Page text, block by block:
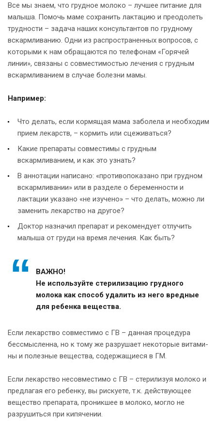
Все мы знаем, что грудное молоко – лучшее питание для
малыша. Помочь маме сохранить лактацию и преодолеть
трудности – задача наших консультантов по грудному
вскармливанию. Одни из распространенных вопросов, с
которыми к нам обращаются по телефонам «Горячей
линии», связаны с совместимостью лечения с грудным
вскармливанием в случае болезни мамы.
Например:
Что делать, если кормящая мама заболела и необходим
прием лекарств, – кормить или сцеживаться?
Какие препараты совместимы с грудным
вскармливанием, и как это узнать?
В аннотации написано: «противопоказано при грудном
вскармливании» или в разделе о беременности и
лактации указано «не изучено» – что делать, можно ли
заменить лекарство на другое?
Доктор назначил препарат и рекомендует отлучить
малыша от груди на время лечения. Как быть?
ВАЖНО!
Не используйте сте­ри­ли­зацию грудного
молока как способ удалить из него вредные
для ребенка вещества.
Если лекарство совместимо с ГВ – данная процедура
бессмысленна, но к тому же разрушает некоторые ви­та­ми­
ны и полезные вещества, содержащиеся в ГМ.
Если лекарство не­сов­ме­сти­мо с ГВ – стерилизуя молоко и
предлагая его ребенку, вы рискуете, т.к. действующее
вещество препарата, про­ник­шее в молоко, могло не
разрушиться при кипячении.